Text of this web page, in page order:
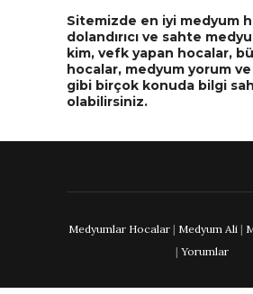
Sitemizde en iyi medyum
dolandırıcı ve sahte
kim, vefk yapan hocalar,
hocalar, medyum yorum
gibi birçok konuda bilgi
olabilirsiniz.
Medyumlar Hocalar| Medyum Ali|
| Yorumlar